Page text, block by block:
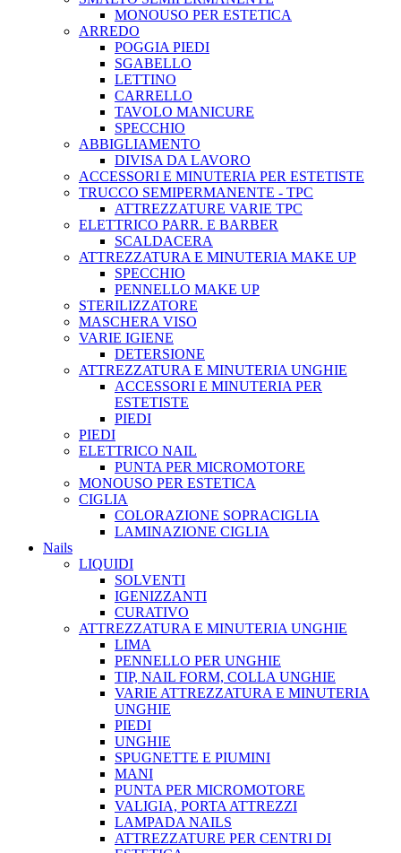
MONOUSO PER ESTETICA
ARREDO
POGGIA PIEDI
SGABELLO
LETTINO
CARRELLO
TAVOLO MANICURE
SPECCHIO
ABBIGLIAMENTO
DIVISA DA LAVORO
ACCESSORI E MINUTERIA PER ESTETISTE
TRUCCO SEMIPERMANENTE - TPC
ATTREZZATURE VARIE TPC
ELETTRICO PARR. E BARBER
SCALDACERA
ATTREZZATURA E MINUTERIA MAKE UP
SPECCHIO
PENNELLO MAKE UP
STERILIZZATORE
MASCHERA VISO
VARIE IGIENE
DETERSIONE
ATTREZZATURA E MINUTERIA UNGHIE
ACCESSORI E MINUTERIA PER
ESTETISTE
PIEDI
PIEDI
ELETTRICO NAIL
PUNTA PER MICROMOTORE
MONOUSO PER ESTETICA
CIGLIA
COLORAZIONE SOPRACIGLIA
LAMINAZIONE CIGLIA
Nails
LIQUIDI
SOLVENTI
IGENIZZANTI
CURATIVO
ATTREZZATURA E MINUTERIA UNGHIE
LIMA
PENNELLO PER UNGHIE
TIP, NAIL FORM, COLLA UNGHIE
VARIE ATTREZZATURA E MINUTERIA
UNGHIE
PIEDI
UNGHIE
SPUGNETTE E PIUMINI
MANI
PUNTA PER MICROMOTORE
VALIGIA, PORTA ATTREZZI
LAMPADA NAILS
ATTREZZATURE PER CENTRI DI